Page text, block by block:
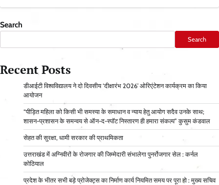
Search
Search
Recent Posts
डीआईटी विश्वविद्यालय ने दो दिवसीय ‘दीक्षारंभ 2026’ ओरिएंटेशन कार्यक्रम का किया
आयोजन
“पीड़ित महिला को किसी भी समस्या के समाधान व न्याय हेतु आयोग सदैव उनके साथ;
शासन-प्रशासन के समन्वय से ऑन-द-स्पॉट निस्तारण ही हमारा संकल्प” कुसुम कंडवाल
सेहत की सुरक्षा, धामी सरकार की प्राथमिकता
उत्तराखंड में अग्निवीरों के रोजगार की जिम्मेदारी संभालेगा पुनर्रोजगार सेल : कर्नल
कोठियाल
प्रदेश के भीतर सभी बड़े प्रोजेक्ट्स का निर्माण कार्य नियमित समय पर पूरा हो : मुख्य सचिव